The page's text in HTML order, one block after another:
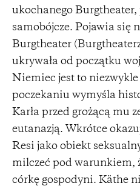
ukochanego
samobójcze. Pojawia się
Burgtheater
ukrywała od początku
Niemiec jest to
poczekaniu wymyśla
Karła przed grożącą mu
eutanazją. Wkrótce
Resi jako obiekt
milczeć pod warunkiem,
córkę gospodyni. Käthe